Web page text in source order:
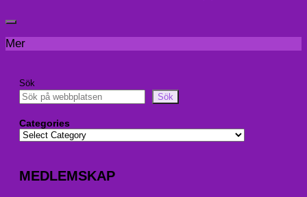
Mer
Sök
Sök
Categories
MEDLEMSKAP